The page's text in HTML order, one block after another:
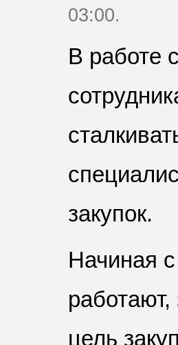
03:00.
В работе
закупок.
Начиная
работают,
цель